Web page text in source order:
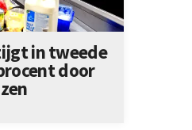
in tweede
door